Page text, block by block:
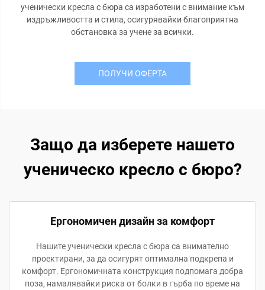
ученически кресла с бюра са изработени с внимание към
издръжливостта и стила, осигурявайки благоприятна
обстановка за учене за всички.
ПОЛУЧИ ОФЕРТА
Защо да изберете нашето
ученическо кресло с бюро?
Ергономичен дизайн за комфорт
Нашите ученически кресла с бюра са внимателно
проектирани, за да осигурят оптимална подкрепа и
комфорт. Ергономичната конструкция подпомага добра
поза, намалявайки риска от болки в гърба по време на